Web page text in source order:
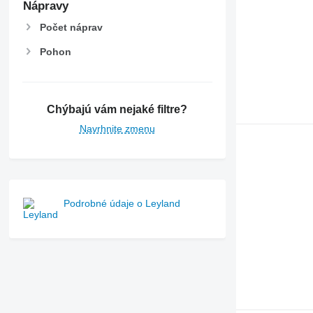
6610
6800
6810
6920
6930
Nápravy
Počet náprav
Pohon
Chýbajú vám nejaké filtre?
Navrhnite zmenu
Podrobné údaje o Leyland